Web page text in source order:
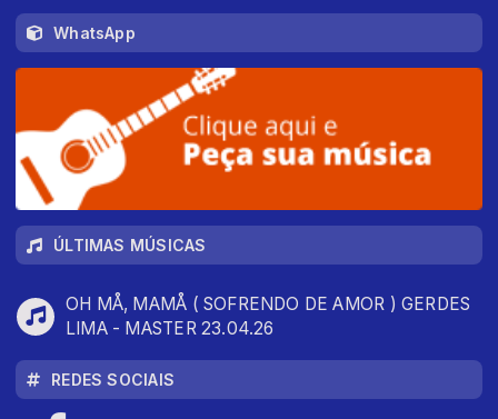
WhatsApp
ÚLTIMAS MÚSICAS
OH MÅ, MAMÅ ( SOFRENDO DE AMOR ) GERDES
LIMA - MASTER 23.04.26
REDES SOCIAIS